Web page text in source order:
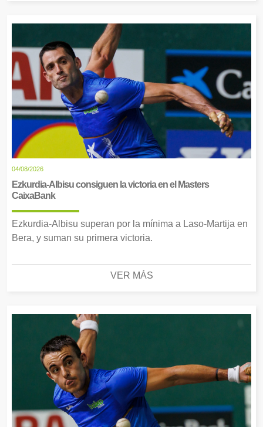
04/08/2026
Ezkurdia-Albisu consiguen la victoria en el Masters
CaixaBank
Ezkurdia-Albisu superan por la mínima a Laso-Martija en
Bera, y suman su primera victoria.
VER MÁS